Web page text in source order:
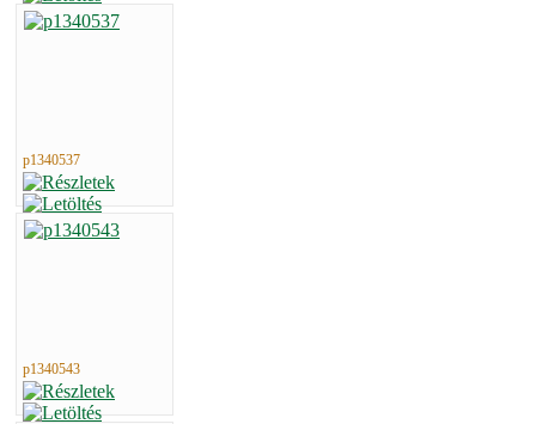
p1340537
p1340543